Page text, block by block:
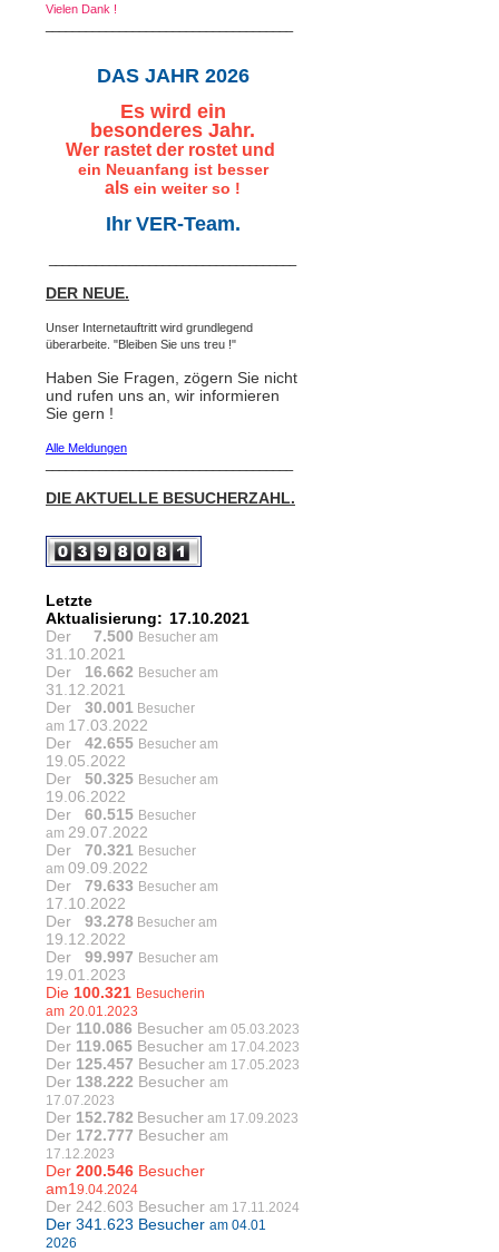
Vielen Dank !
DAS JAHR 2026
Es wird ein
besonderes Jahr.
Wer rastet der rostet und
ein Neuanfang ist besser
als ein weiter so !
Ihr VER-Team.
DER NEUE.
Unser Internetauftritt wird grundlegend
überarbeite. "Bleiben Sie uns treu !"
Haben Sie Fragen, zögern Sie nicht
und rufen uns an, wir informieren
Sie gern !
Alle Meldungen
DIE AKTUELLE BESUCHERZAHL.
Letzte
Aktualisierung: 17.10.2021
Der 7.500 Besucher am
31.10.2021
Der 16.662 Besucher am
31.12.2021
Der 30.001 Besucher
am 17.03.2022
Der 42.655 Besucher am
19.05.2022
Der 50.325 Besucher am
19.06.2022
Der 60.515 Besucher
am 29.07.2022
Der 70.321 Besucher
am 09.09.2022
Der 79.633 Besucher am
17.10.2022
Der
93.278 Besucher am
19.12.2022
Der
99.997 Besucher am
19.01.2023
Die 100.321 Besucherin
am 20.01.2023
Der 110.086 Besucher am 05.03.2023
Der 119.065 Besucher am 17.04.2023
Der 125.457 Besucher am 17.05.2023
Der 138.222 Besucher am
17.07.2023
Der 152.782 Besucher am 17.09.2023
Der 172.777 Besucher am
17.12.2023
Der 200.546 Besucher
am1 9.04.2024
Der 242.603 Besucher am 17.11.2024
Der 341.623 Besucher am 04.01
2026